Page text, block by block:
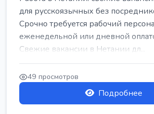
для русскоязычных без
Срочно требуется рабочий
еженедельной или дневной
Свежие вакансии в Нетании дл...
49 просмотров
Подробнее